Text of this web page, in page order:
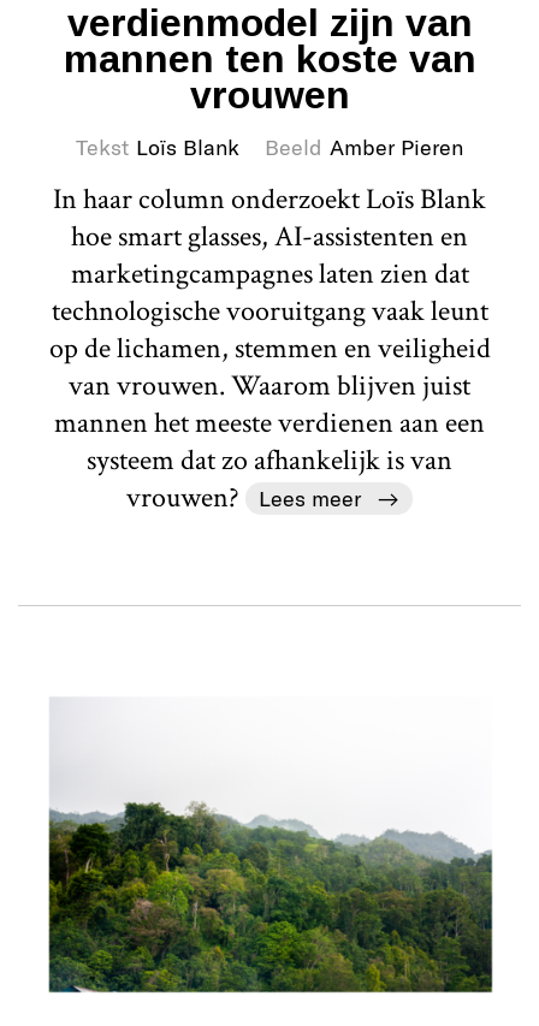
verdienmodel zijn van
mannen ten koste van
vrouwen
Tekst Loïs Blank Beeld Amber Pieren
In haar column onderzoekt Loïs Blank
hoe smart glasses, AI-assistenten en
marketingcampagnes laten zien dat
technologische vooruitgang vaak leunt
op de lichamen, stemmen en veiligheid
van vrouwen. Waarom blijven juist
mannen het meeste verdienen aan een
systeem dat zo afhankelijk is van
vrouwen?
Lees meer